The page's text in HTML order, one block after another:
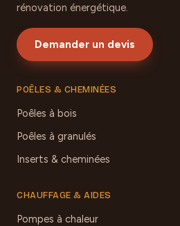
rénovation énergétique.
Demander un devis
POÊLES & CHEMINÉES
Poêles à bois
Poêles à granulés
Inserts & cheminées
CHAUFFAGE & AIDES
Pompes à chaleur